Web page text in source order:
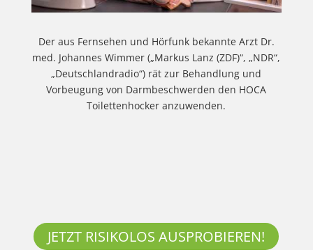
Der aus Fernsehen und Hörfunk bekannte Arzt Dr.
med. Johannes Wimmer („Markus Lanz (ZDF)“, „NDR“,
„Deutschlandradio“) rät zur Behandlung und
Vorbeugung von Darmbeschwerden den HOCA
Toilettenhocker anzuwenden.
JETZT RISIKOLOS AUSPROBIEREN!